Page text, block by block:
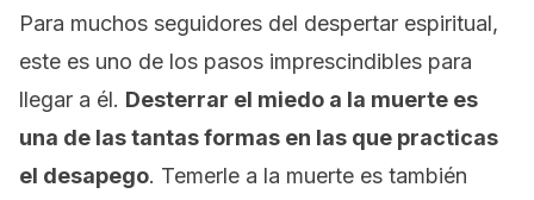
Para muchos seguidores del despertar espiritual,
este es uno de los pasos imprescindibles para
llegar a él. Desterrar el miedo a la muerte es
una de las tantas formas en las que practicas
el desapego. Temerle a la muerte es también